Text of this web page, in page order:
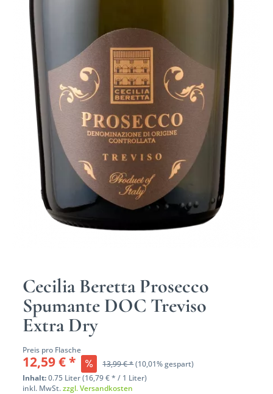
Cecilia Beretta Prosecco
Spumante DOC Treviso
Extra Dry
Preis pro Flasche
12,59 € * 13,99 € *(10,01% gespart)
Inhalt:0.75 Liter (16,79 € * / 1 Liter)
inkl. MwSt.zzgl. Versandkosten